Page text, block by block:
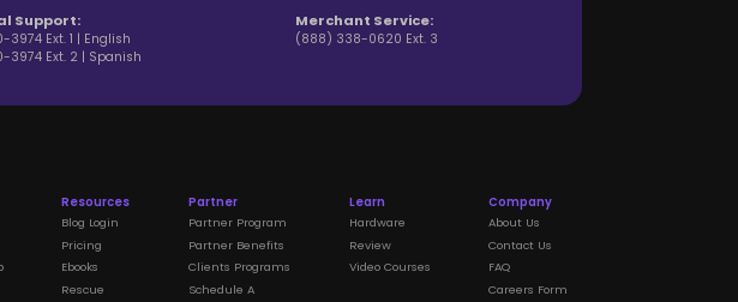
Support:
Ext. 1 | English
3974 Ext. 2 | Spanish
Merchant Service:
(888) 338-0620 Ext. 3
Resources
Blog Login
Pricing
Ebooks
Rescue
Partner
Partner Program
Partner Benefits
Clients Programs
Schedule A
Learn
Hardware
Review
Video Courses
Company
About Us
Contact Us
FAQ
Careers Form